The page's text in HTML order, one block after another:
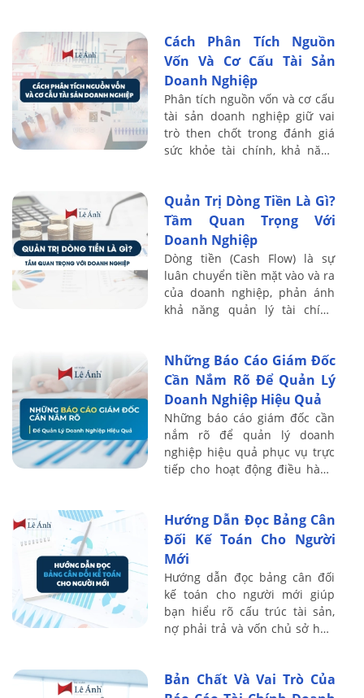
...
Cách Phân Tích Nguồn
Vốn Và Cơ Cấu Tài Sản
Doanh Nghiệp
Phân tích nguồn vốn và cơ cấu
tài sản doanh nghiệp giữ vai
trò then chốt trong đánh giá
sức khỏe tài chính, khả năng
Quản Trị Dòng Tiền Là Gì?
Tầm Quan Trọng Với
Doanh Nghiệp
Dòng tiền (Cash Flow) là sự
luân chuyển tiền mặt vào và ra
của doanh nghiệp, phản ánh
khả năng quản lý tài chính
không ...
Những Báo Cáo Giám Đốc
Cần Nắm Rõ Để Quản Lý
Doanh Nghiệp Hiệu Quả
Những báo cáo giám đốc cần
nắm rõ để quản lý doanh
nghiệp hiệu quả phục vụ trực
tiếp cho hoạt động điều hành
vẫn ghi ...
Hướng Dẫn Đọc Bảng Cân
Đối Kế Toán Cho Người
Mới
Hướng dẫn đọc bảng cân đối
kế toán cho người mới giúp
bạn hiểu rõ cấu trúc tài sản,
nợ phải trả và vốn chủ sở hữu
...
Bản Chất Và Vai Trò Của